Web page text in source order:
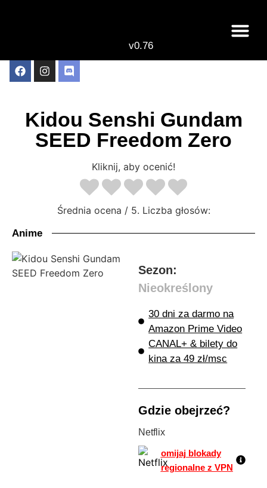
v0.76
Kidou Senshi Gundam
SEED Freedom Zero
Kliknij, aby ocenić!
Średnia ocena / 5. Liczba głosów:
Anime
Sezon:
Nieokreślony
30 dni za darmo na
Amazon Prime Video
CANAL+ & bilety do
kina za 49 zł/msc
Gdzie obejrzeć?
Netflix
omijaj blokady
regionalne z VPN